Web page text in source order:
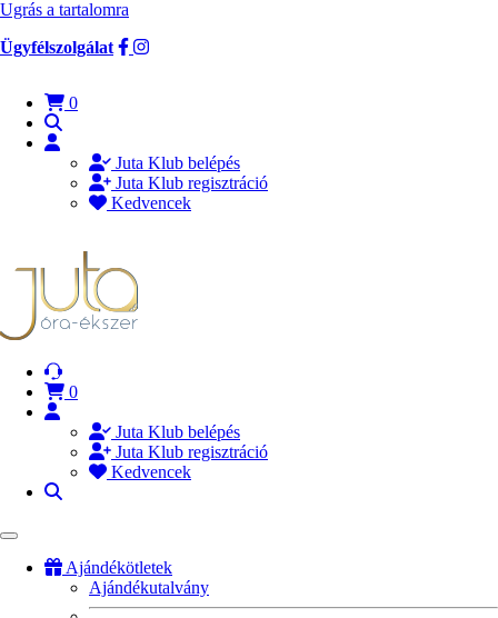
Ugrás a tartalomra
Ügyfélszolgálat
0
Juta Klub belépés
Juta Klub regisztráció
Kedvencek
0
Juta Klub belépés
Juta Klub regisztráció
Kedvencek
Ajándékötletek
Ajándékutalvány